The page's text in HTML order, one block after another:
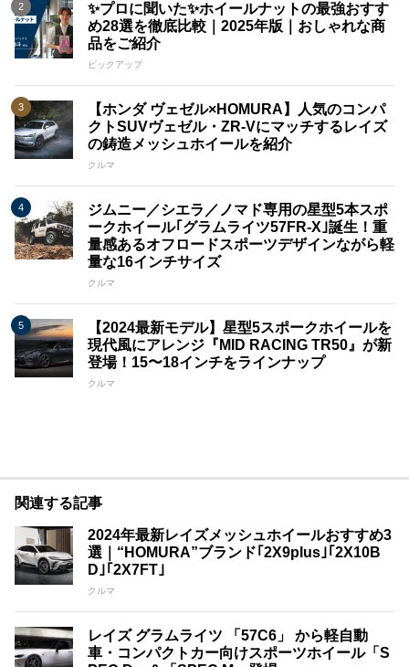
✨プロに聞いた✨ホイールナットの最強おすす
め28選を徹底比較｜2025年版｜おしゃれな商
品をご紹介
ピックアップ
【ホンダ ヴェゼル×HOMURA】人気のコンパ
クトSUVヴェゼル・ZR-Vにマッチするレイズ
の鋳造メッシュホイールを紹介
クルマ
ジムニー／シエラ／ノマド専用の星型5本スポ
ークホイール｢グラムライツ57FR-X｣誕生！重
量感あるオフロードスポーツデザインながら軽
量な16インチサイズ
クルマ
【2024最新モデル】星型5スポークホイールを
現代風にアレンジ『MID RACING TR50』が新
登場！15〜18インチをラインナップ
クルマ
関連する記事
2024年最新レイズメッシュホイールおすすめ3
選｜“HOMURA”ブランド｢2X9plus｣｢2X10B
D｣｢2X7FT｣
クルマ
レイズ グラムライツ 「57C6」 から軽自動
車・コンパクトカー向けスポーツホイール「S